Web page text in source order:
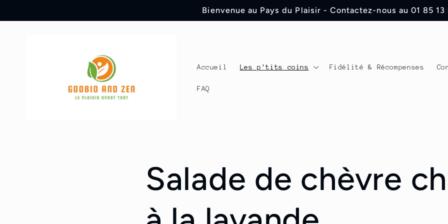
Bienvenue au Pays du Plaisir - Contactez-nous au 01 85 13
Accueil Les p'tits coins Fidélité & Récompenses
FAQ
Salade de chèvre